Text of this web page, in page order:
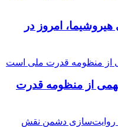
امروز در
از منظومه قدرت